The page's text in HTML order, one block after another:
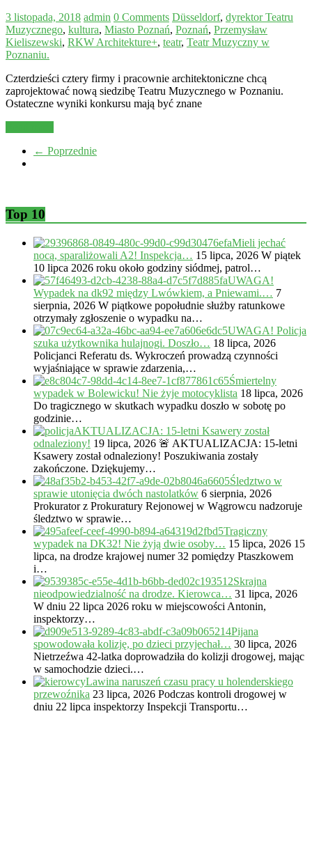
3 listopada, 2018 admin 0 Comments Düsseldorf, dyrektor Teatru
Muzycznego, kultura, Miasto Poznań, Poznań, Przemysław
Kieliszewski, RKW Architekture+, teatr, Teatr Muzyczny w
Poznaniu.
Czterdzieści cztery firmy i pracownie architektoniczne chcą
zaprojektować nową siedzibę Teatru Muzycznego w Poznaniu.
Ostateczne wyniki konkursu mają być znane
← Poprzednie
Top 10
Mieli jechać
nocą, sparaliżowali A2! Inspekcja… 15 lipca, 2026 W piątek
10 lipca 2026 roku około godziny siódmej, patrol…
UWAGA!
Wypadek na dk92 między Lwówkiem, a Pniewami.… 7
sierpnia, 2026 W piątkowe popołudnie służby ratunkowe
otrzymały zgłoszenie o wypadku na…
UWAGA! Policja
szuka użytkownika hulajnogi. Doszło… 18 lipca, 2026
Policjanci Referatu ds. Wykroczeń prowadzą czynności
wyjaśniające w sprawie zdarzenia,…
Śmiertelny
wypadek w Bolewicku! Nie żyje motocyklista 18 lipca, 2026
Do tragicznego w skutkach wypadku doszło w sobotę po
godzinie…
AKTUALIZACJA: 15-letni Ksawery został
odnaleziony! 19 lipca, 2026 🚨 AKTUALIZACJA: 15-letni
Ksawery został odnaleziony! Poszukiwania zostały
zakończone. Dziękujemy…
Śledztwo w
sprawie utonięcia dwóch nastolatków 6 sierpnia, 2026
Prokurator z Prokuratury Rejonowej w Wągrowcu nadzoruje
śledztwo w sprawie…
Tragiczny
wypadek na DK32! Nie żyją dwie osoby… 15 lipca, 2026 15
lipca, na drodze krajowej numer 32 pomiędzy Ptaszkowem
i…
Skrajna
nieodpowiedzialność na drodze. Kierowca… 31 lipca, 2026
W dniu 22 lipca 2026 roku w miejscowości Antonin,
inspektorzy…
Pijana
spowodowała kolizję, po dzieci przyjechał… 30 lipca, 2026
Nietrzeźwa 42-latka doprowadziła do kolizji drogowej, mając
w samochodzie dzieci.…
Lawina naruszeń czasu pracy u holenderskiego
przewoźnika 23 lipca, 2026 Podczas kontroli drogowej w
dniu 22 lipca inspektorzy Inspekcji Transportu…